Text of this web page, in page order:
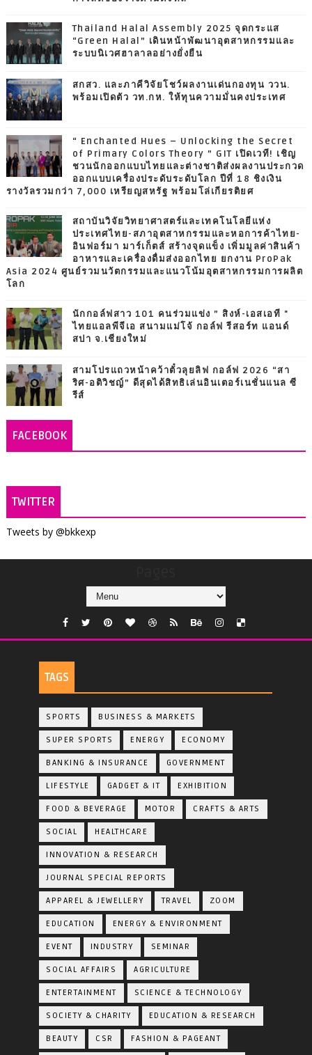
Thailand Halal Assembly 2025 จุดกระแส
“Green Halal” เดินหน้าพัฒนาอุตสาหกรรมและ
ระบบนิเวศฮาลาลอย่างยั่งยืน
สกสว. และภาคีวิจัยโชว์ผลงานเด่นกองทุน ววน.
พร้อมเปิดตัว วท.กห. ให้ทุนความมั่นคงประเทศ
“ Enchanted Hues – Unlocking the Secret
of Primary Colors Theory ” GIT เปิดเวที! เชิญ
ชวนนักออกแบบไทยและต่างชาติส่งผลงานประกวด
ออกแบบเครื่องประดับระดับโลก ปีที่ 18 ชิงเงิน
รางวัลรวมกว่า 7,000 เหรียญสหรัฐ พร้อมโล่เกียรติยศ
สถาบันวิจัยวิทยาศาสตร์และเทคโนโลยีแห่ง
ประเทศไทย-สภาอุตสาหกรรมและหอการค้าไทย-
อินฟอร์มา มาร์เก็ตส์ สร้างจุดแข็ง เพิ่มมูลค่าสินค้า
อาหารและเครื่องดื่มส่งออกไทย ยกงาน ProPak
Asia 2024 ศูนย์รวมนวัตกรรมและแนวโน้มอุตสาหกรรมการผลิต
โลก
นักกอล์ฟสาว 101 คนร่วมแข่ง ” สิงห์-เอสเอที "
ไทยแอลพีจีเอ สนามแม่โจ้ กอล์ฟ รีสอร์ท แอนด์
สปา จ.เชียงใหม่
สามโปรแถวหน้าคว้าตั๋วลุยลิฟ กอล์ฟ 2026 “สา
ริศ-อติวิชญ์” ดีสุดได้สิทธิเล่นอินเตอร์เนชั่นแนล ซี
รีส์
FACEBOOK
TWITTER
Tweets by @bkkexp
TAGS
SPORTS BUSINESS & MARKETS
SUPER SPORTS ENERGY ECONOMY
BANKING & INSURANCE GOVERNMENT
LIFESTYLE GADGET & IT EXHIBITION
FOOD & BEVERAGE MOTOR CRAFTS & ARTS
SOCIAL HEALTHCARE
INNOVATION & RESEARCH
JOURNAL SPECIAL REPORTS
APPAREL & JEWELLERY TRAVEL ZOOM
EDUCATION ENERGY & ENVIRONMENT
EVENT INDUSTRY SEMINAR
SOCIAL AFFAIRS AGRICULTURE
ENTERTAINMENT SCIENCE & TECHNOLOGY
SOCIETY & CHARITY EDUCATION & RESEARCH
BEAUTY CSR FASHION & PAGEANT